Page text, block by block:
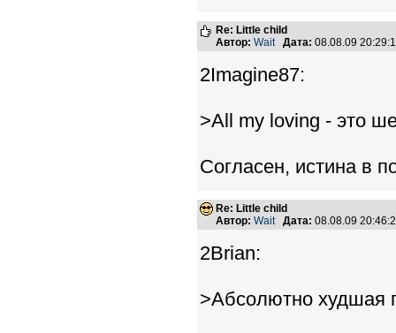
Re: Little child
Автор: Wait Дата: 08.08.09
2Imagine87:
>All my loving - это
Согласен, истина в
Re: Little child
Автор: Wait Дата: 08.08.09
2Brian:
>Абсолютно худшая